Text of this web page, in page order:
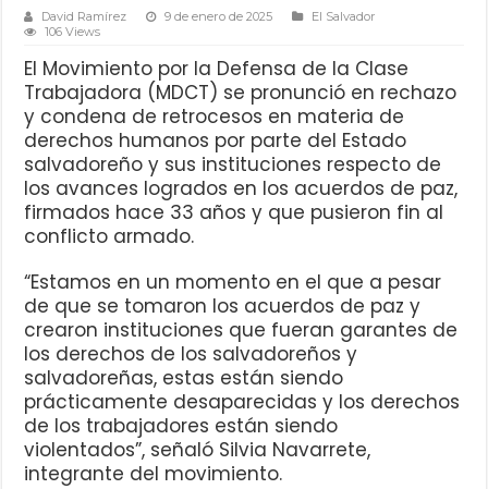
David Ramírez 9 de enero de 2025
El Salvador
106 Views
El Movimiento por la Defensa de la Clase
Trabajadora (MDCT) se pronunció en rechazo
y condena de retrocesos en materia de
derechos humanos por parte del Estado
salvadoreño y sus instituciones respecto de
los avances logrados en los acuerdos de paz,
firmados hace 33 años y que pusieron fin al
conflicto armado.
“Estamos en un momento en el que a pesar
de que se tomaron los acuerdos de paz y
crearon instituciones que fueran garantes de
los derechos de los salvadoreños y
salvadoreñas, estas están siendo
prácticamente desaparecidas y los derechos
de los trabajadores están siendo
violentados”, señaló Silvia Navarrete,
integrante del movimiento.